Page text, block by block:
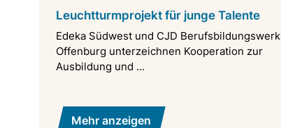
Leuchtturmprojekt für junge Talente
Edeka Südwest und CJD Berufsbildungswerk
Offenburg unterzeichnen Kooperation zur
Ausbildung und ...
Mehr anzeigen